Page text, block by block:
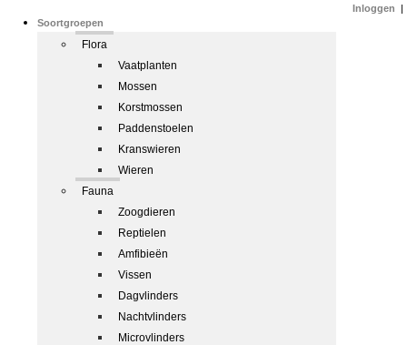
Soortgroepen
Flora
Vaatplanten
Mossen
Korstmossen
Paddenstoelen
Kranswieren
Wieren
Fauna
Zoogdieren
Reptielen
Amfibieën
Vissen
Dagvlinders
Nachtvlinders
Microvlinders
Inloggen |